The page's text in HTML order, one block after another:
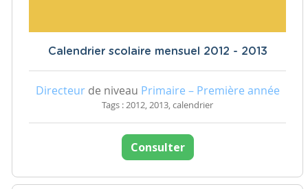
Calendrier scolaire mensuel 2012 - 2013
Directeurde niveau Primaire – Première année
Tags : 2012, 2013, calendrier
Consulter